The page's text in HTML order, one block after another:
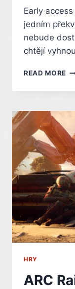
Early
jedním
nebude
chtějí
READ MORE
V
–
HRY
ARC